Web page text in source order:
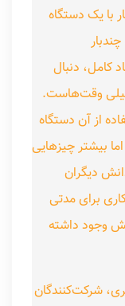
با یک دستگاه
کامل، دنبال
خیلی وقت‌هاست.
از آن دستگاه
بیشتر چیزهایی
دیگران
برای مدتی
وجود داشته
شرکت‌کنندگان